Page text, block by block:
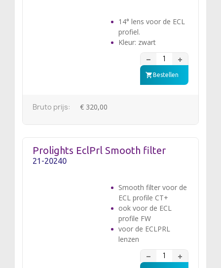
14° lens voor de ECL
profiel.
Kleur: zwart
Bestellen
Bruto prijs: € 320,00
Prolights EclPrl Smooth filter
21-20240
Smooth filter voor de
ECL profile CT+
ook voor de ECL
profile FW
voor de ECLPRL
lenzen